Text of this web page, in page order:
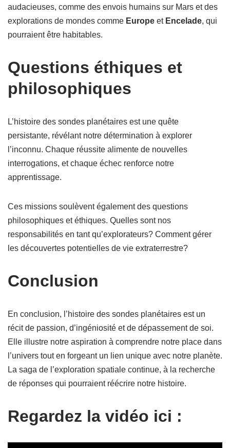
audacieuses, comme des envois humains sur Mars et des
explorations de mondes comme Europe et Encelade, qui
pourraient être habitables.
Questions éthiques et
philosophiques
L’histoire des sondes planétaires est une quête
persistante, révélant notre détermination à explorer
l’inconnu. Chaque réussite alimente de nouvelles
interrogations, et chaque échec renforce notre
apprentissage.
Ces missions soulèvent également des questions
philosophiques et éthiques. Quelles sont nos
responsabilités en tant qu’explorateurs? Comment gérer
les découvertes potentielles de vie extraterrestre?
Conclusion
En conclusion, l’histoire des sondes planétaires est un
récit de passion, d’ingéniosité et de dépassement de soi.
Elle illustre notre aspiration à comprendre notre place dans
l’univers tout en forgeant un lien unique avec notre planète.
La saga de l’exploration spatiale continue, à la recherche
de réponses qui pourraient réécrire notre histoire.
Regardez la vidéo ici :